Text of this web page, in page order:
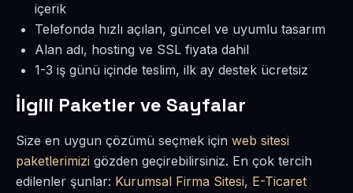
içerik
Telefonda hızlı açılan, güncel ve uyumlu tasarım
Alan adı, hosting ve SSL fiyata dahil
1-3 iş günü içinde teslim, ilk ay destek ücretsiz
İlgili Paketler ve Sayfalar
Size en uygun çözümü seçmek için web sitesi
paketlerimizi gözden geçirebilirsiniz. En çok tercih
edilenler şunlar: Kurumsal Firma Sitesi, E-Ticaret